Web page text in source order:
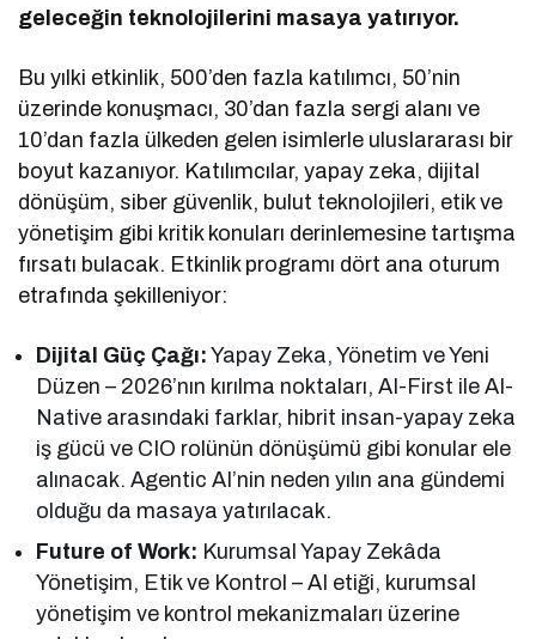
geleceğin teknolojilerini masaya yatırıyor.
Bu yılki etkinlik, 500’den fazla katılımcı, 50’nin
üzerinde konuşmacı, 30’dan fazla sergi alanı ve
10’dan fazla ülkeden gelen isimlerle uluslararası bir
boyut kazanıyor. Katılımcılar, yapay zeka, dijital
dönüşüm, siber güvenlik, bulut teknolojileri, etik ve
yönetişim gibi kritik konuları derinlemesine tartışma
fırsatı bulacak. Etkinlik programı dört ana oturum
etrafında şekilleniyor:
Dijital Güç Çağı: Yapay Zeka, Yönetim ve Yeni
Düzen – 2026’nın kırılma noktaları, AI-First ile AI-
Native arasındaki farklar, hibrit insan-yapay zeka
iş gücü ve CIO rolünün dönüşümü gibi konular ele
alınacak. Agentic AI’nin neden yılın ana gündemi
olduğu da masaya yatırılacak.
Future of Work: Kurumsal Yapay Zekâda
Yönetişim, Etik ve Kontrol – AI etiği, kurumsal
yönetişim ve kontrol mekanizmaları üzerine